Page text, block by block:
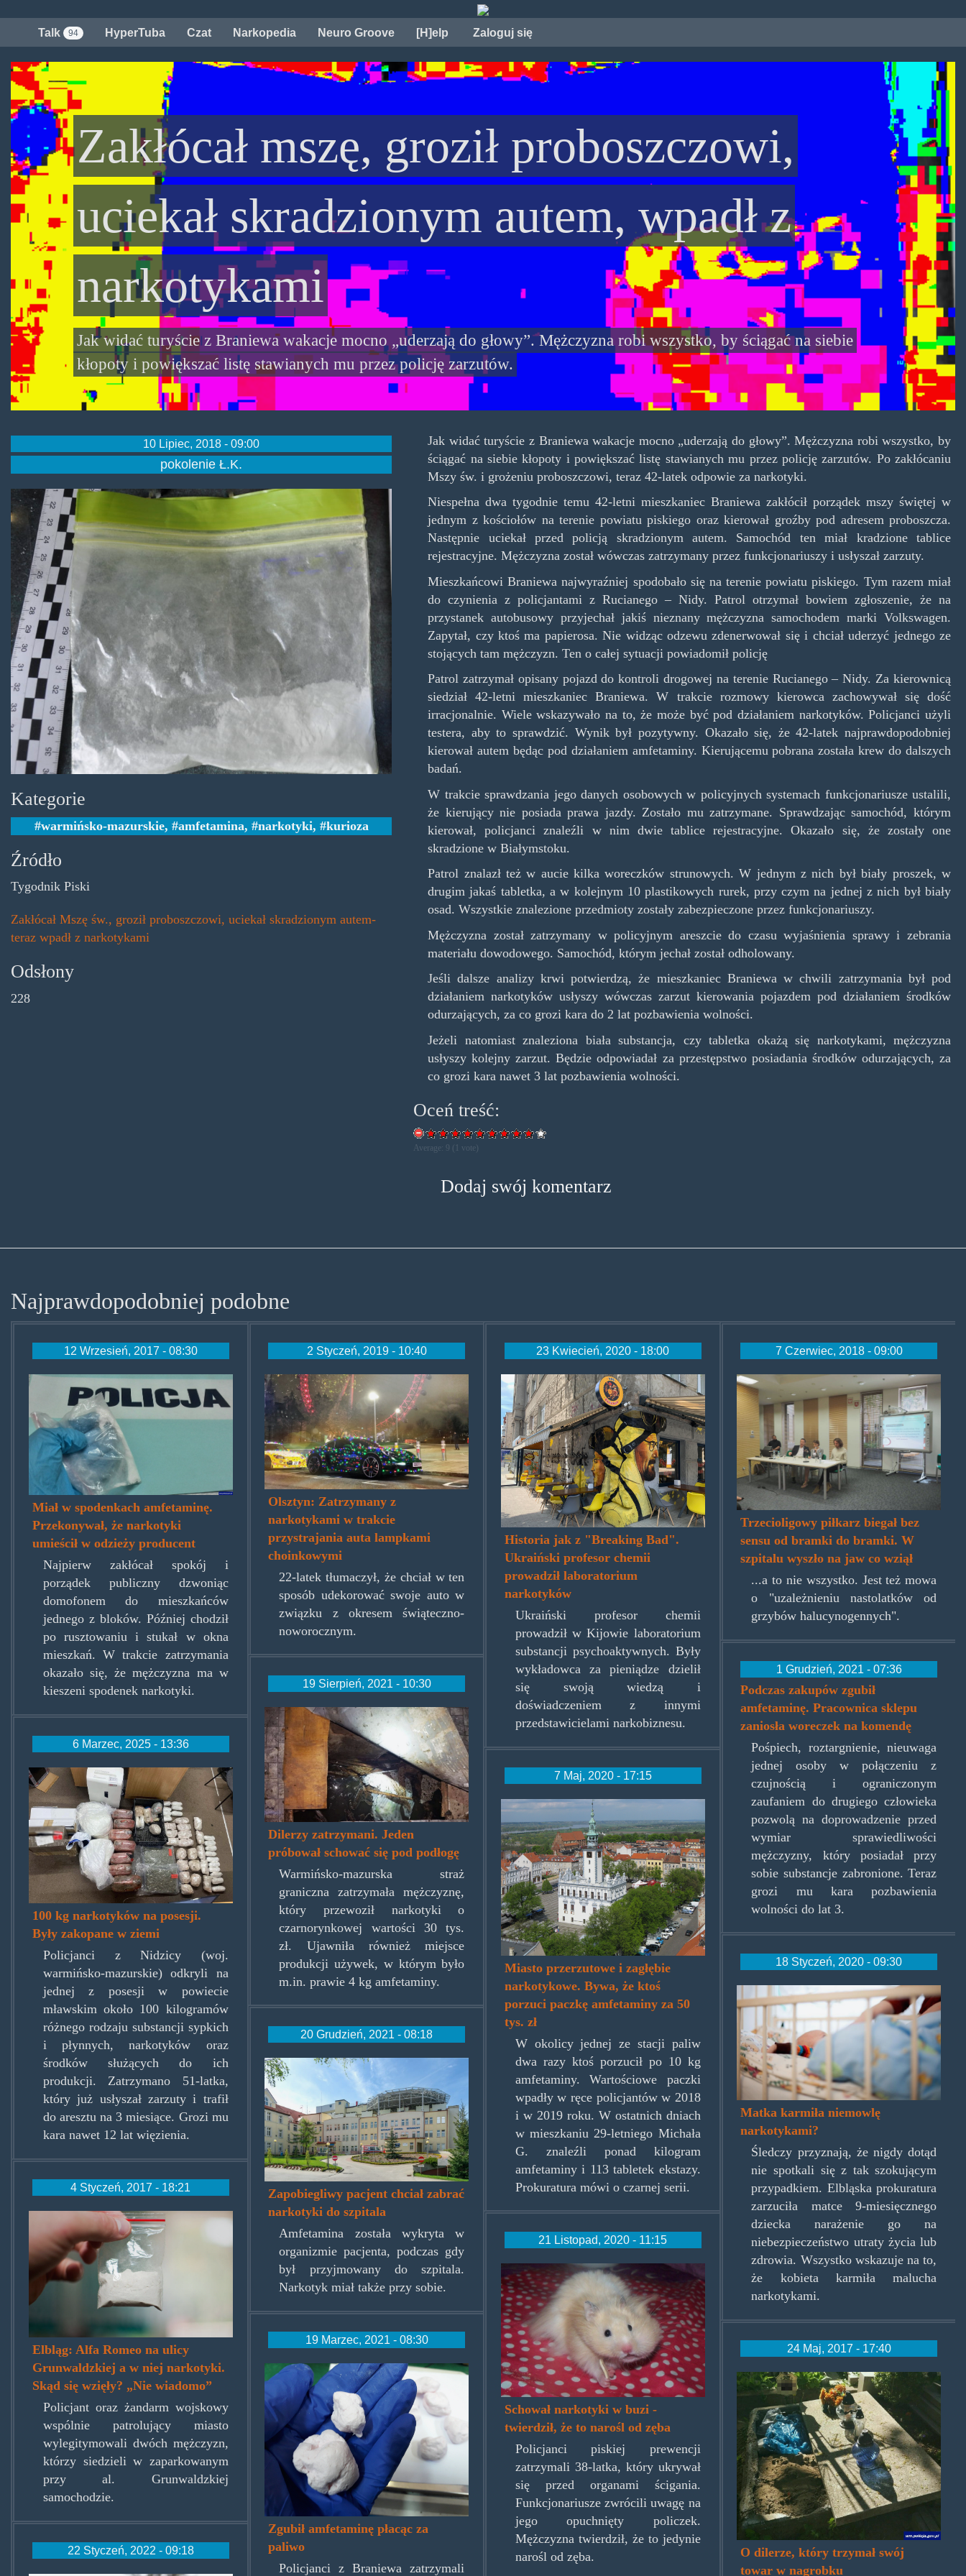
treści
Talk 94 HyperTuba Czat Narkopedia Neuro Groove [H]elp Zaloguj się
Zakłócał mszę, groził proboszczowi,
uciekał skradzionym autem, wpadł z
narkotykami
Jak widać turyście z Braniewa wakacje mocno „uderzają do głowy”. Mężczyzna robi wszystko, by ściągać na siebie
kłopoty i powiększać listę stawianych mu przez policję zarzutów.
10 Lipiec, 2018 - 09:00
pokolenie Ł.K.
amfazawodjikazpisza.jpg
Kategorie
warmińsko-mazurskie, amfetamina, narkotyki, kurioza
Źródło
Tygodnik Piski
Zakłócał Mszę św., groził proboszczowi, uciekał skradzionym autem-
teraz wpadł z narkotykami
Odsłony
228
Jak widać turyście z Braniewa wakacje mocno „uderzają do głowy”. Mężczyzna robi wszystko, by
ściągać na siebie kłopoty i powiększać listę stawianych mu przez policję zarzutów. Po zakłócaniu
Mszy św. i grożeniu proboszczowi, teraz 42-latek odpowie za narkotyki.
Niespełna dwa tygodnie temu 42-letni mieszkaniec Braniewa zakłócił porządek mszy świętej w
jednym z kościołów na terenie powiatu piskiego oraz kierował groźby pod adresem proboszcza.
Następnie uciekał przed policją skradzionym autem. Samochód ten miał kradzione tablice
rejestracyjne. Mężczyzna został wówczas zatrzymany przez funkcjonariuszy i usłyszał zarzuty.
Mieszkańcowi Braniewa najwyraźniej spodobało się na terenie powiatu piskiego. Tym razem miał
do czynienia z policjantami z Rucianego – Nidy. Patrol otrzymał bowiem zgłoszenie, że na
przystanek autobusowy przyjechał jakiś nieznany mężczyzna samochodem marki Volkswagen.
Zapytał, czy ktoś ma papierosa. Nie widząc odzewu zdenerwował się i chciał uderzyć jednego ze
stojących tam mężczyzn. Ten o całej sytuacji powiadomił policję
Patrol zatrzymał opisany pojazd do kontroli drogowej na terenie Rucianego – Nidy. Za kierownicą
siedział 42-letni mieszkaniec Braniewa. W trakcie rozmowy kierowca zachowywał się dość
irracjonalnie. Wiele wskazywało na to, że może być pod działaniem narkotyków. Policjanci użyli
testera, aby to sprawdzić. Wynik był pozytywny. Okazało się, że 42-latek najprawdopodobniej
kierował autem będąc pod działaniem amfetaminy. Kierującemu pobrana została krew do dalszych
badań.
W trakcie sprawdzania jego danych osobowych w policyjnych systemach funkcjonariusze ustalili,
że kierujący nie posiada prawa jazdy. Zostało mu zatrzymane. Sprawdzając samochód, którym
kierował, policjanci znaleźli w nim dwie tablice rejestracyjne. Okazało się, że zostały one
skradzione w Białymstoku.
Patrol znalazł też w aucie kilka woreczków strunowych. W jednym z nich był biały proszek, w
drugim jakaś tabletka, a w kolejnym 10 plastikowych rurek, przy czym na jednej z nich był biały
osad. Wszystkie znalezione przedmioty zostały zabezpieczone przez funkcjonariuszy.
Mężczyzna został zatrzymany w policyjnym areszcie do czasu wyjaśnienia sprawy i zebrania
materiału dowodowego. Samochód, którym jechał został odholowany.
Jeśli dalsze analizy krwi potwierdzą, że mieszkaniec Braniewa w chwili zatrzymania był pod
działaniem narkotyków usłyszy wówczas zarzut kierowania pojazdem pod działaniem środków
odurzających, za co grozi kara do 2 lat pozbawienia wolności.
Jeżeli natomiast znaleziona biała substancja, czy tabletka okażą się narkotykami, mężczyzna
usłyszy kolejny zarzut. Będzie odpowiadał za przestępstwo posiadania środków odurzających, za
co grozi kara nawet 3 lat pozbawienia wolności.
Oceń treść:
Average: 9 ( vote)
Dodaj swój komentarz
Najprawdopodobniej podobne
12 Wrzesień, 2017 - 08:30
amfzespodenek.jpg
Miał w spodenkach amfetaminę.
Przekonywał, że narkotyki
umieścił w odzieży producent
Najpierw zakłócał spokój i
porządek publiczny dzwoniąc
domofonem do mieszkańców
jednego z bloków. Później chodził
po rusztowaniu i stukał w okna
mieszkań. W trakcie zatrzymania
okazało się, że mężczyzna ma w
kieszeni spodenek narkotyki.
6 Marzec, 2025 - 13:36
zakopane.jpg
100 kg narkotyków na posesji.
Były zakopane w ziemi
Policjanci z Nidzicy (woj.
warmińsko-mazurskie) odkryli na
jednej z posesji w powiecie
mławskim około 100 kilogramów
różnego rodzaju substancji sypkich
i płynnych, narkotyków oraz
środków służących do ich
produkcji. Zatrzymano 51-latka,
który już usłyszał zarzuty i trafił
do aresztu na 3 miesiące. Grozi mu
kara nawet 12 lat więzienia.
4 Styczeń, 2017 - 18:21
amfah.jpg
Elbląg: Alfa Romeo na ulicy
Grunwaldzkiej a w niej narkotyki.
Skąd się wzięły? „Nie wiadomo”
Policjant oraz żandarm wojskowy
wspólnie patrolujący miasto
wylegitymowali dwóch mężczyzn,
którzy siedzieli w zaparkowanym
przy al. Grunwaldzkiej
samochodzie.
22 Styczeń, 2022 - 09:18
2 Styczeń, 2019 - 10:40
xmascars.jpg
Olsztyn: Zatrzymany z
narkotykami w trakcie
przystrajania auta lampkami
choinkowymi
22-latek tłumaczył, że chciał w ten
sposób udekorować swoje auto w
związku z okresem świąteczno-
noworocznym.
19 Sierpień, 2021 - 10:30
dilerspodpodlogi.jpg
Dilerzy zatrzymani. Jeden
próbował schować się pod podłogę
Warmińsko-mazurska straż
graniczna zatrzymała mężczyznę,
który przewoził narkotyki o
czarnorynkowej wartości 30 tys.
zł. Ujawniła również miejsce
produkcji używek, w którym było
m.in. prawie 4 kg amfetaminy.
20 Grudzień, 2021 - 08:18
ladowisko_szpital.jpg
Zapobiegliwy pacjent chciał zabrać
narkotyki do szpitala
Amfetamina została wykryta w
organizmie pacjenta, podczas gdy
był przyjmowany do szpitala.
Narkotyk miał także przy sobie.
19 Marzec, 2021 - 08:30
amfopacyny.jpg
Zgubił amfetaminę płacąc za
paliwo
Policjanci z Braniewa zatrzymali
23 Kwiecień, 2020 - 18:00
breakingbadmural.jpg
Historia jak z "Breaking Bad".
Ukraiński profesor chemii
prowadził laboratorium
narkotyków
Ukraiński profesor chemii
prowadził w Kijowie laboratorium
substancji psychoaktywnych. Były
wykładowca za pieniądze dzielił
się swoją wiedzą i
doświadczeniem z innymi
przedstawicielami narkobiznesu.
7 Maj, 2020 - 17:15
chelmno_market_square.jpg
Miasto przerzutowe i zagłębie
narkotykowe. Bywa, że ktoś
porzuci paczkę amfetaminy za 50
tys. zł
W okolicy jednej ze stacji paliw
dwa razy ktoś porzucił po 10 kg
amfetaminy. Wartościowe paczki
wpadły w ręce policjantów w 2018
i w 2019 roku. W ostatnich dniach
w mieszkaniu 29-letniego Michała
G. znaleźli ponad kilogram
amfetaminy i 113 tabletek ekstazy.
Prokuratura mówi o czarnej serii.
21 Listopad, 2020 - 11:15
chomikpoliki.jpg
Schował narkotyki w buzi -
twierdził, że to narośl od zęba
Policjanci piskiej prewencji
zatrzymali 38-latka, który ukrywał
się przed organami ścigania.
Funkcjonariusze zwrócili uwagę na
jego opuchnięty policzek.
Mężczyzna twierdził, że to jedynie
narośl od zęba.
7 Czerwiec, 2018 - 09:00
trzecioligowy.jpg
Trzecioligowy piłkarz biegał bez
sensu od bramki do bramki. W
szpitalu wyszło na jaw co wziął
...a to nie wszystko. Jest też mowa
o "uzależnieniu nastolatków od
grzybów halucynogennych".
1 Grudzień, 2021 - 07:36
Podczas zakupów zgubił
amfetaminę. Pracownica sklepu
zaniosła woreczek na komendę
Pośpiech, roztargnienie, nieuwaga
jednej osoby w połączeniu z
czujnością i ograniczonym
zaufaniem do drugiego człowieka
pozwolą na doprowadzenie przed
wymiar sprawiedliwości
mężczyzny, który posiadał przy
sobie substancje zabronione. Teraz
grozi mu kara pozbawienia
wolności do lat 3.
18 Styczeń, 2020 - 09:30
niemowlak.jpg
Matka karmiła niemowlę
narkotykami?
Śledczy przyznają, że nigdy dotąd
nie spotkali się z tak szokującym
przypadkiem. Elbląska prokuratura
zarzuciła matce 9-miesięcznego
dziecka narażenie go na
niebezpieczeństwo utraty życia lub
zdrowia. Wszystko wskazuje na to,
że kobieta karmiła malucha
narkotykami.
24 Maj, 2017 - 17:40
mjznagrobka.jpg
O dilerze, który trzymał swój
towar w nagrobku